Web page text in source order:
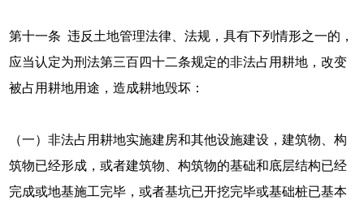
第十一条 违反土地管理法律、法规，具有下列情形之一的，
应当认定为刑法第三百四十二条规定的非法占用耕地，改变
被占用耕地用途，造成耕地毁坏：
（一）非法占用耕地实施建房和其他设施建设，建筑物、构
筑物已经形成，或者建筑物、构筑物的基础和底层结构已经
完成或地基施工完毕，或者基坑已开挖完毕或基础桩已基本